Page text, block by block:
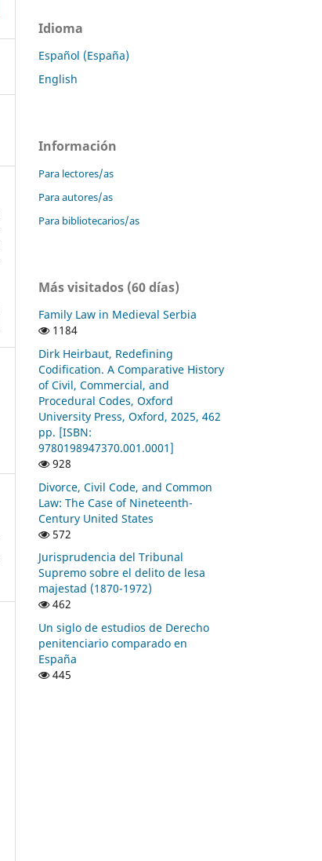
Idioma
Español (España)
English
Información
Para lectores/as
Para autores/as
Para bibliotecarios/as
Más visitados (60 días)
Family Law in Medieval Serbia
1184
Dirk Heirbaut, Redefining
Codification. A Comparative History
of Civil, Commercial, and
Procedural Codes, Oxford
University Press, Oxford, 2025, 462
pp. [ISBN:
9780198947370.001.0001]
928
Divorce, Civil Code, and Common
Law: The Case of Nineteenth-
Century United States
572
Jurisprudencia del Tribunal
Supremo sobre el delito de lesa
majestad (1870-1972)
462
Un siglo de estudios de Derecho
penitenciario comparado en
España
445